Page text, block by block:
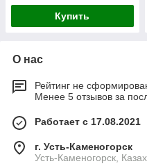
Купить
О нас
Рейтинг не
Менее 5 отзывов за
Работает с 17.08.2021
г. Усть-Каменогорск
Усть-Каменогорск,